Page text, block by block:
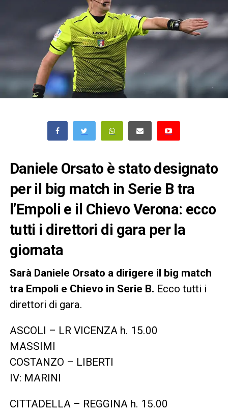
Daniele Orsato è stato designato
per il big match in Serie B tra
l’Empoli e il Chievo Verona: ecco
tutti i direttori di gara per la
giornata
Sarà Daniele Orsato a dirigere il big match
tra Empoli e Chievo in Serie B. Ecco tutti i
direttori di gara.
ASCOLI – LR VICENZA h. 15.00
MASSIMI
COSTANZO – LIBERTI
IV: MARINI
CITTADELLA – REGGINA h. 15.00